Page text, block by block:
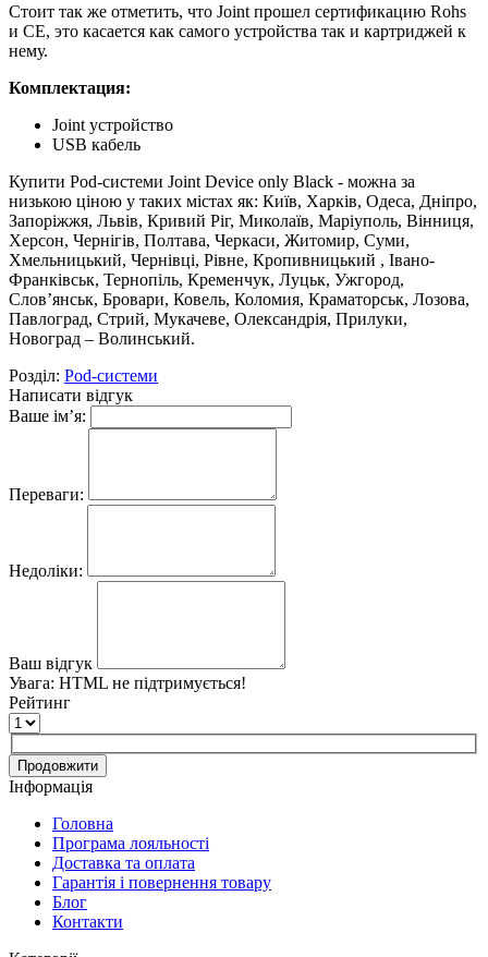
Стоит так же отметить, что Joint прошел сертификацию Rohs
и CE, это касается как самого устройства так и картриджей к
нему.
Комплектация:
Joint устройство
USB кабель
Купити Pod-системи Joint Device only Black - можна за
низькою ціною у таких містах як: Київ, Харків, Одеса, Дніпро,
Запоріжжя, Львів, Кривий Ріг, Миколаїв, Маріуполь, Вінниця,
Херсон, Чернігів, Полтава, Черкаси, Житомир, Суми,
Хмельницький, Чернівці, Рівне, Кропивницький , Івано-
Франківськ, Тернопіль, Кременчук, Луцьк, Ужгород,
Слов’янськ, Бровари, Ковель, Коломия, Краматорськ, Лозова,
Павлоград, Стрий, Мукачеве, Олександрія, Прилуки,
Новоград – Волинський.
Розділ: Pod-системи
Написати відгук
Ваше ім’я:
Переваги:
Недоліки:
Ваш відгук
Увага: HTML не підтримується!
Рейтинг
Продовжити
Інформація
Головна
Програма лояльності
Доставка та оплата
Гарантія і повернення товару
Блог
Контакти